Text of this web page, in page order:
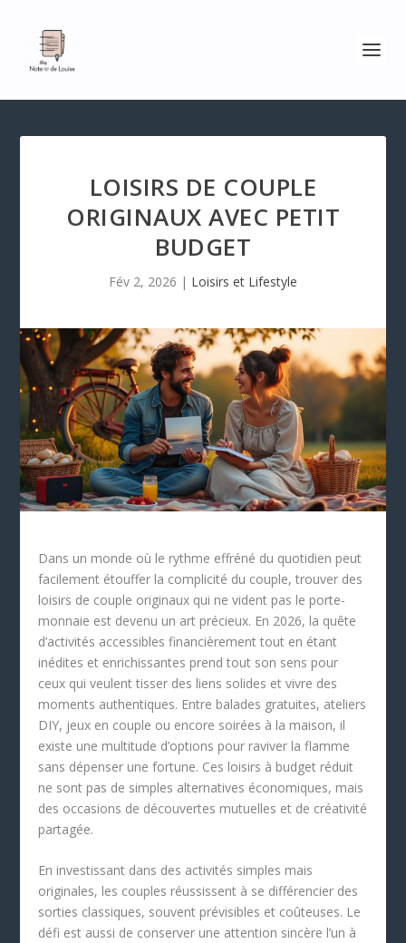
LOISIRS DE COUPLE
ORIGINAUX AVEC PETIT
BUDGET
Fév 2, 2026 | Loisirs et Lifestyle
Dans un monde où le rythme effréné du quotidien peut
facilement étouffer la complicité du couple, trouver des
loisirs de couple originaux qui ne vident pas le porte-
monnaie est devenu un art précieux. En 2026, la quête
d’activités accessibles financièrement tout en étant
inédites et enrichissantes prend tout son sens pour
ceux qui veulent tisser des liens solides et vivre des
moments authentiques. Entre balades gratuites, ateliers
DIY, jeux en couple ou encore soirées à la maison, il
existe une multitude d’options pour raviver la flamme
sans dépenser une fortune. Ces loisirs à budget réduit
ne sont pas de simples alternatives économiques, mais
des occasions de découvertes mutuelles et de créativité
partagée.
En investissant dans des activités simples mais
originales, les couples réussissent à se différencier des
sorties classiques, souvent prévisibles et coûteuses. Le
défi est aussi de conserver une attention sincère l’un à